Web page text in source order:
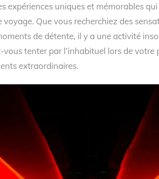
expériences uniques et mémorables
Que vous recherchiez des
de détente, il y a une activité
vous tenter par l’inhabituel lors de
extraordinaires.